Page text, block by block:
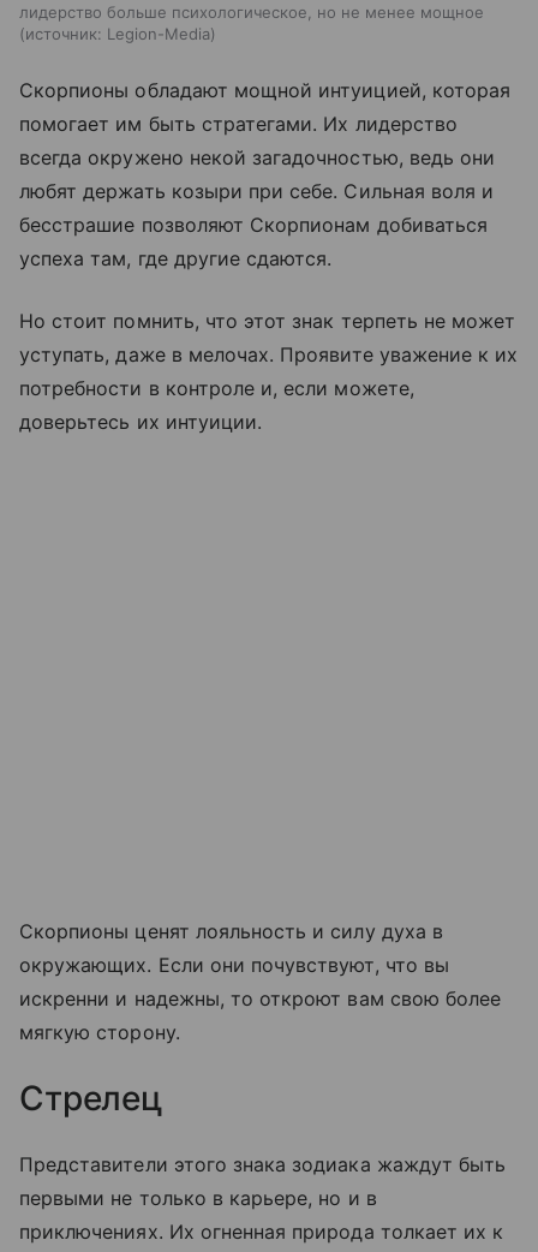
лидерство больше психологическое, но не менее мощное
источник: Legion-Media
Скорпионы обладают мощной интуицией, которая
помогает им быть стратегами. Их лидерство
всегда окружено некой загадочностью, ведь они
любят держать козыри при себе. Сильная воля и
бесстрашие позволяют Скорпионам добиваться
успеха там, где другие сдаются.
Но стоит помнить, что этот знак терпеть не может
уступать, даже в мелочах. Проявите уважение к их
потребности в контроле и, если можете,
доверьтесь их интуиции.
Скорпионы ценят лояльность и силу духа в
окружающих. Если они почувствуют, что вы
искренни и надежны, то откроют вам свою более
мягкую сторону.
Стрелец
Представители этого знака зодиака жаждут быть
первыми не только в карьере, но и в
приключениях. Их огненная природа толкает их к